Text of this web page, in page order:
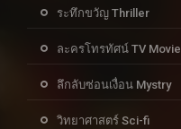
ระทึกขวัญ Thriller
ละครโทรทัศน์ TV Movie
ลึกลับซ่อนเงื่อน Mystry
วิทยาศาสตร์ Sci-fi